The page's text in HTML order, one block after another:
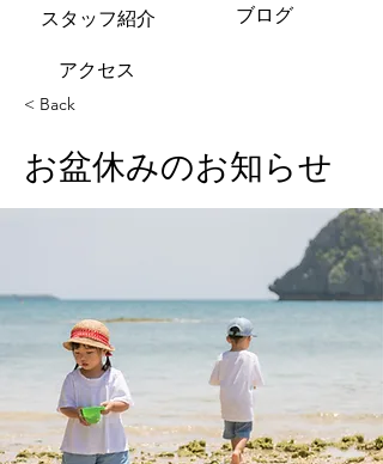
​スタッフ紹介 ブログ
​アクセス
< Back
お盆休みのお知らせ